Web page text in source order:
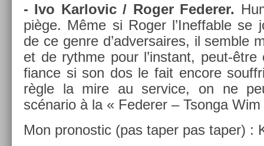
- Ivo Kar­lovic / Roger Feder­er.
piège. Même si Roger l’Ineff­able se
de ce genre d’ad­versaires, il semble
et de rythme pour l’instant, peut-
fian­ce si son dos le fait en­core
règle la mire au ser­vice, on ne
scénario à la « Feder­er – Tson­ga
Mon pro­nos­tic (pas taper pas taper) :